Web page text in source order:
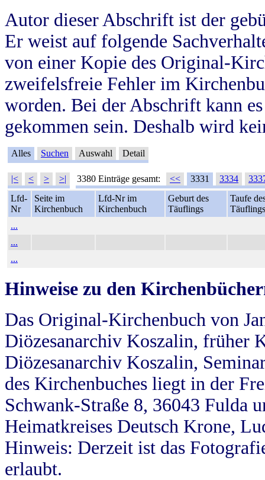
Autor dieser Abschrift ist der
Er weist auf folgende
von einer Kopie des Original-
zweifelsfreie Fehler im
worden. Bei der Abschrift kann
gekommen sein. Deshalb wird
Alles Suchen Auswahl Detail
|< < > >| 3380 Einträge gesamt: << 3331 3334
Lfd-
Nr
Seite im
Kirchenbuch
Lfd-Nr im
Kirchenbuch
Geburt des
Täuflings
Taufe
Täuflings
...
...
...
Hinweise zu den
Das Original-Kirchenbuch von
Diözesanarchiv Koszalin, früher
Diözesanarchiv Koszalin,
des Kirchenbuches liegt in der
Schwank-Straße 8, 36043 Fulda
Heimatkreises Deutsch Krone,
Hinweis: Derzeit ist das
erlaubt.